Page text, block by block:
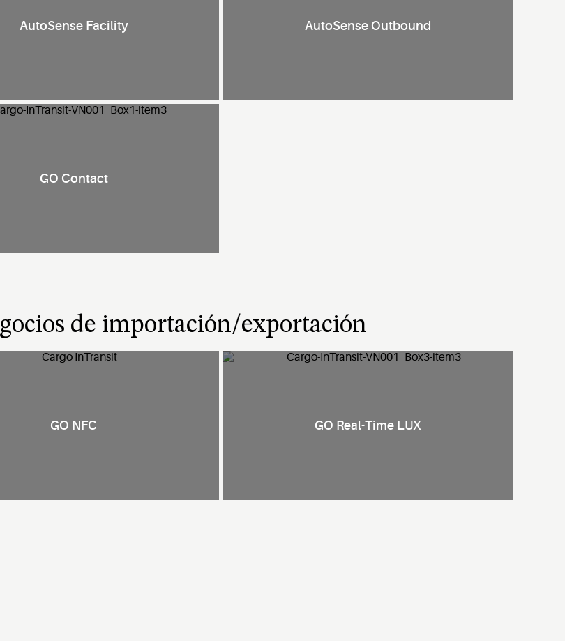
AutoSense Facility AutoSense Outbound
GO Contact
de importación/exportación
GO NFC GO Real-Time LUX